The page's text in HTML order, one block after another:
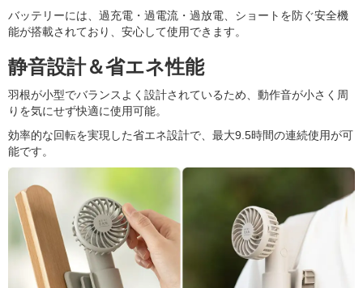
バッテリーには、過充電・過電流・過放電、ショートを防ぐ安全機
能が搭載されており、安心して使用できます。
静音設計＆省エネ性能
羽根が小型でバランスよく設計されているため、動作音が小さく周
りを気にせず快適に使用可能。
効率的な回転を実現した省エネ設計で、最大9.5時間の連続使用が可
能です。